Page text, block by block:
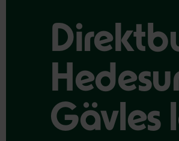
Gävles